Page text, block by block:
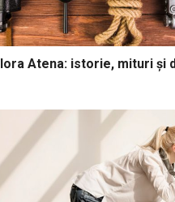
Atena: istorie, mituri și